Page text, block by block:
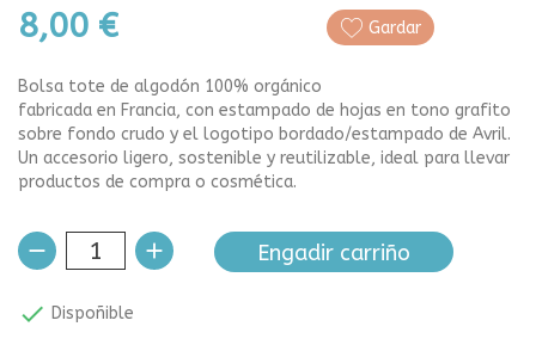
8,00 € Gardar
Bolsa tote de algodón 100% orgánico
fabricada en Francia, con estampado de hojas en tono grafito
sobre fondo crudo y el logotipo bordado/estampado de Avril.
Un accesorio ligero, sostenible y reutilizable, ideal para llevar
productos de compra o cosmética.
Engadir carriño
 Dispoñible